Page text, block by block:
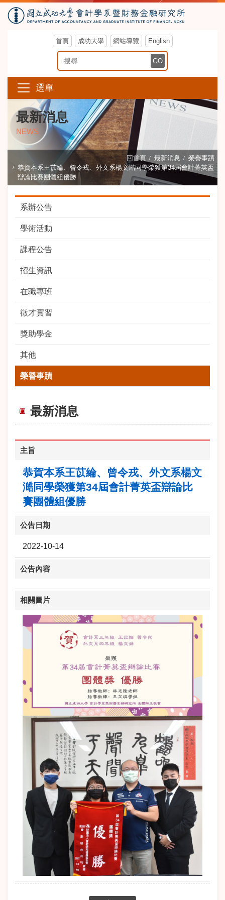
首頁 成功大學 網站導覽 English
搜尋關鍵字 GO
選單
最新消息
NEWS
回首頁 最新消息
榮譽事蹟
恭賀本系王苡綸、曾令戎、外文系楊文澔同學榮獲第34屆會計菁英盃
辯論比賽團體組優勝
系辦公告
學術活動
課程公告
招生資訊
在職專班
徵才實習
獎助學金
其他
榮譽事蹟
最新消息
主旨
恭賀本系王苡綸、曾令戎、外文系楊文
澔同學榮獲第34屆會計菁英盃辯論比
賽團體組優勝
公告日期
2022-10-14
公告內容
相關圖片